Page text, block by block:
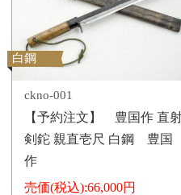
白鋼
ckno-001
【予約注文】 豊国作 直
剣鉈 親直壱尺 白鋼 豊国
作
売価(税込):66,000円